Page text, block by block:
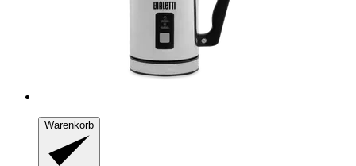
Warenkorb